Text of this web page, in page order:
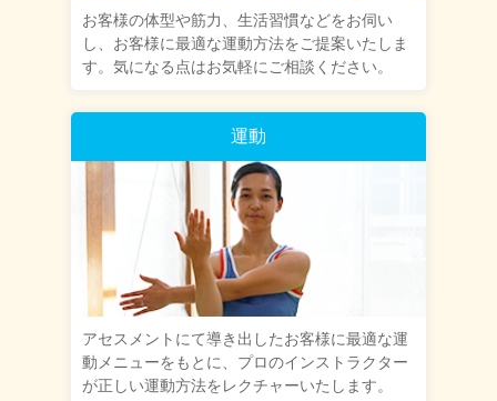
お客様の体型や筋力、生活習慣などをお伺い
し、お客様に最適な運動方法をご提案いたしま
す。気になる点はお気軽にご相談ください。
運動
アセスメントにて導き出したお客様に最適な運
動メニューをもとに、プロのインストラクター
が正しい運動方法をレクチャーいたします。